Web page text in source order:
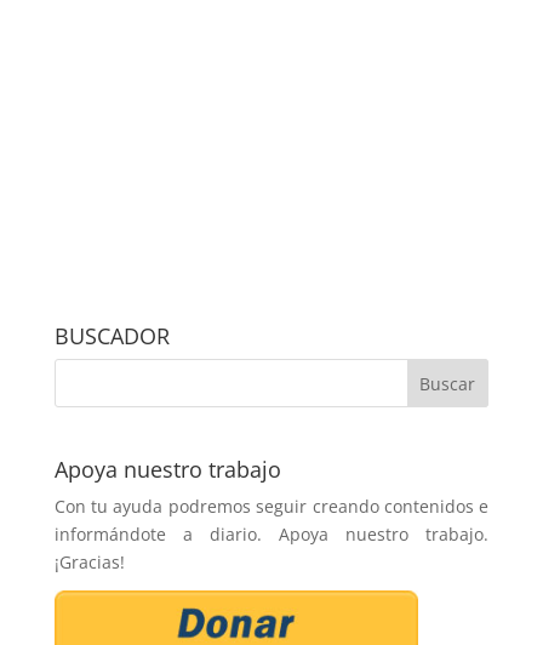
BUSCADOR
Apoya nuestro trabajo
Con tu ayuda podremos seguir creando contenidos e
informándote a diario. Apoya nuestro trabajo.
¡Gracias!